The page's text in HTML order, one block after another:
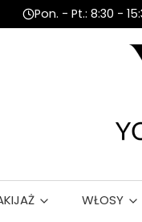
Pon. - Pt.: 8:30 -
WŁOSY